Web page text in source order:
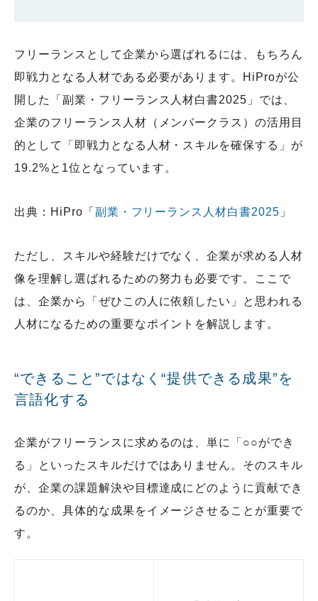
フリーランスとして企業から選ばれるには、もちろん
即戦力となる人材である必要があります。HiProが公
開した「副業・フリーランス人材白書2025」では、
企業のフリーランス人材（メンバークラス）の活用目
的として「即戦力となる人材・スキルを確保する」が
19.2%と1位となっています。
出典：HiPro「 副業・フリーランス人材白書2025 」
ただし、スキルや経験だけでなく、企業が求める人材
像を理解し選ばれるための努力も必要です。ここで
は、企業から「ぜひこの人に依頼したい」と思われる
人材になるための重要なポイントを解説します。
“できること”ではなく“提供できる成果”を
言語化する
企業がフリーランスに求めるのは、単に「○○ができ
る」といったスキルだけではありません。そのスキル
が、企業の課題解決や目標達成にどのように貢献でき
るのか、具体的な成果をイメージさせることが重要で
す。